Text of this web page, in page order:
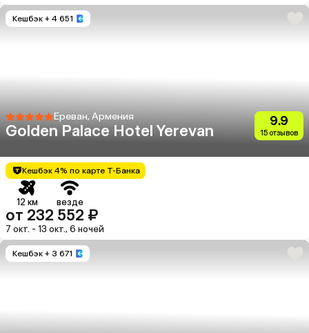
Кешбэк + 4 651
Ереван, Армения
Golden Palace Hotel Yerevan
9.9
15 отзывов
Кешбэк 4% по карте Т-Банка
12 км везде
от 232 552 ₽
7 окт. - 13 окт., 6 ночей
Кешбэк + 3 671